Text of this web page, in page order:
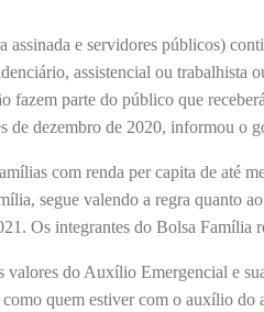
assinada e servidores públicos)
assistencial ou trabalhista
fazem parte do público que
de dezembro de 2020, informou o
com renda per capita de até
segue valendo a regra quanto
Os integrantes do Bolsa Família
valores do Auxílio Emergencial e
quem estiver com o auxílio do